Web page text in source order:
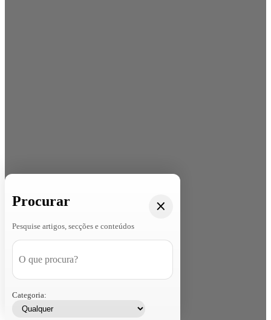
Procurar
Pesquise artigos, secções e conteúdos
Categoria: